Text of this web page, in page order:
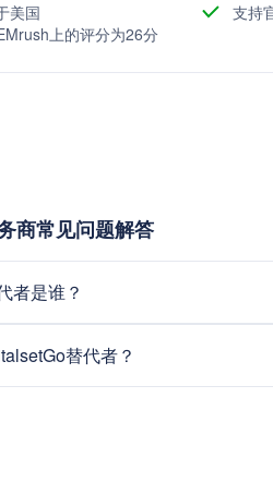
美国
支持
上的评分为26分
商常见问题解答
者是谁？
替代者？